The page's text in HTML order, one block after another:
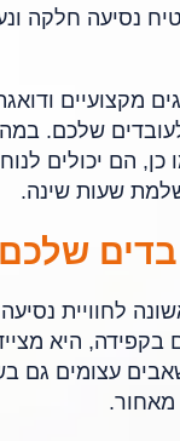
נסיעה חלקה
מקצועיים
שלכם.
כן, הם יכולים
שעות שינה.
לחוויית
היא
עצומים גם
מאחור.